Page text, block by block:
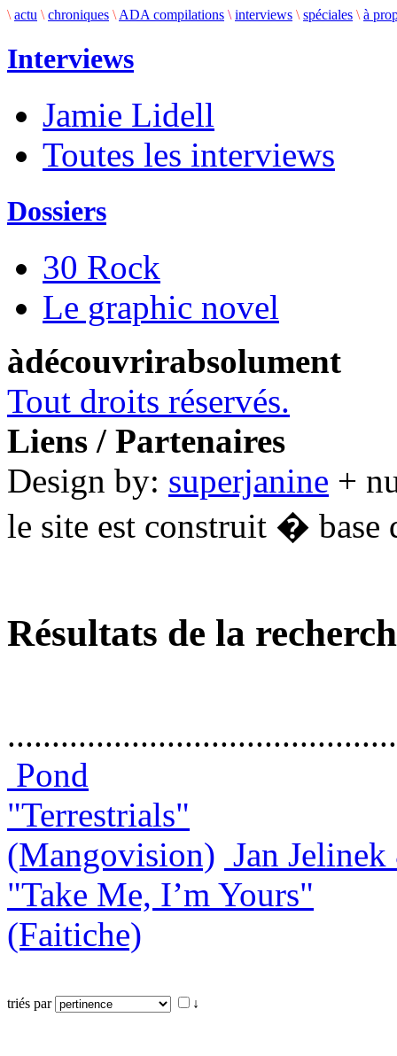
\ actu \ chroniques \ ADA compilations \ interviews \ spéciales \ à
Interviews
Jamie Lidell
Toutes les interviews
Dossiers
30 Rock
Le graphic novel
àdécouvrirabsolument
Tout droits réservés.
Liens / Partenaires
Design by: superjanine +
le site est construit � base
Résultats de la
Pond
"Terrestrials"
(Mangovision) Jan
"Take Me, I’m Yours"
(Faitiche)
triés par ↓